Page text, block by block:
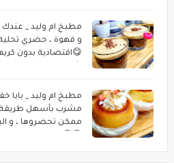
مطبخ ام وليد _
و قهوة ، حضري تحلية
😋اقتصادية بدون
مطبخ ام وليد _ بابا
مشرب بأسهل طريقة
ممكن تحضروها ، و